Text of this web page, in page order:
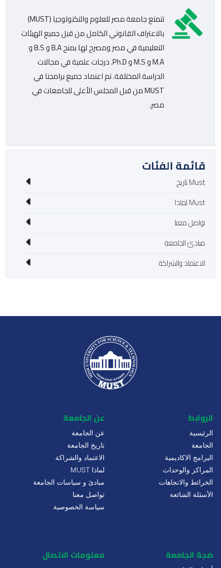
تتمتع جامعة مصر للعلوم والتكنولوجيا (MUST)
بالاعتراف القانوني الكامل من قبل جميع الهيئات
التعليمية في مصر ومصرح لها بمنح B.A و B.S و
M.A و M.S و Ph.D. درجات علمية في مجالات
الدراسة المختلفة. تم اعتماد جميع برامجنا في
MUST من قبل المجلس الأعلى للجامعات في
مصر.
قائمة الفئات
Must تاريخ
Must لماذا
تواصل معنا
مبادئ الجامعة
الاعتماد والشراكة
الروابط
الرئيسية
الجامعة
البرامج الاكاديمية
المراكز والوحدات
الخرائط والاتجاهات
الأسئلة الشائعة
عن الجامعة
عن الجامعة
تاريخ الجامعة
الاعتماد والشراكة
لماذا MUST
مبادئ و سياسات الجامعة
تواصل معنا
سياسة الخصوصية
ضجة الجامعة معلومات الاتصال